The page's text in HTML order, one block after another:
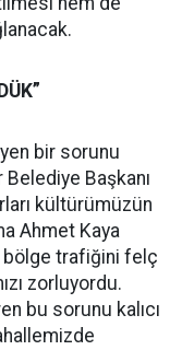
bir sorunu
Başkanı
kültürümüzün
Ahmet Kaya
bölge trafiğini felç
zorluyordu.
bu sorunu kalıcı